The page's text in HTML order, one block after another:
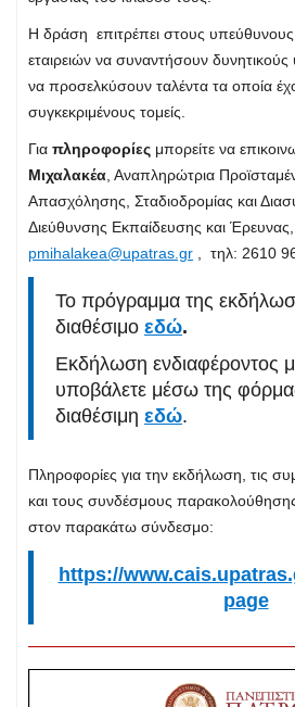
Η δράση επιτρέπει στους
εταιρειών να συναντήσουν δυνητικούς
να προσελκύσουν ταλέντα τα οποία
συγκεκριμένους τομείς.
Για πληροφορίες μπορείτε να
Μιχαλακέα , Αναπληρώτρια
Απασχόλησης, Σταδιοδρομίας και
Διεύθυνσης Εκπαίδευσης και
pmihalakea@upatras.gr , τηλ: 2610
Το πρόγραμμα της
διαθέσιμο εδώ.
Εκδήλωση ενδιαφέροντος
υποβάλετε μέσω της
διαθέσιμη εδώ.
Πληροφορίες για την εκδήλωση, τις
και τους συνδέσμους παρακολούθησης
στον παρακάτω σύνδεσμο:
https://
page